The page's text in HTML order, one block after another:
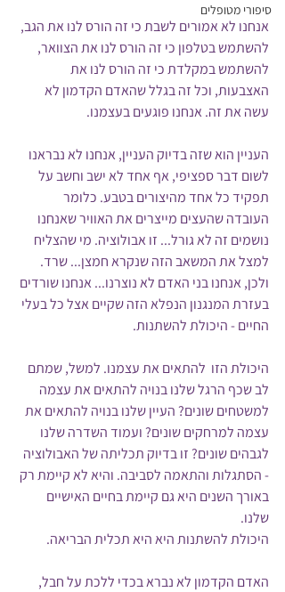
סיפורי מטופלים
אנחנו לא אמורים לשבת כי זה הורס לנו את הגב,
להשתמש בטלפון כי זה הורס לנו את הצוואר,
להשתמש במקלדת כי זה הורס לנו את
האצבעות, וכל זה בגלל שהאדם הקדמון לא
עשה את זה. אנחנו פוגעים בעצמנו.
העניין הוא שזה בדיוק העניין, אנחנו לא נבראנו
לשום דבר ספציפי, אף אחד לא ישב וחשב על
תפקיד כל אחד מהיצורים בטבע. כלומר
העובדה שהעצים מייצרים את האוויר שאנחנו
נושמים זה לא גורל... זו אבולוציה. מי שהצליח
למצל את המשאב הזה שנקרא חמצן... שרד.
ולכן, אנחנו בני האדם לא נוצרנו... אנחנו שורדים
בעזרת המנגנון הנפלא הזה שקיים אצל כל בעלי
החיים - היכולת להשתנות.
היכולת הזו  להתאים את עצמנו. למשל, שמתם
לב שכף הרגל שלנו בנויה להתאים את עצמה
למשטחים שונים? העיין שלנו בנויה להתאים את
עצמה למרחקים שונים? ועמוד השדרה שלנו
לגבהים שונים? זו בדיוק תכליתה של האבולוציה
- הסתגלות והתאמה לסביבה. והיא לא קיימת רק
באורך השנים היא גם קיימת בחיים האישיים
שלנו.
היכולת להשתנות היא היא תכלית הבריאה.
האדם הקדמון לא נברא בכדי ללכת על חבל,